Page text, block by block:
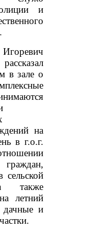
и
в зале о
на
в г.о.г.
также
летний
и